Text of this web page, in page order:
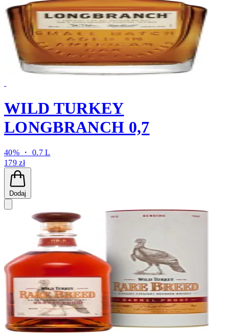
WILD TURKEY
LONGBRANCH 0,7
40% ・ 0.7 L
179 zł
Dodaj